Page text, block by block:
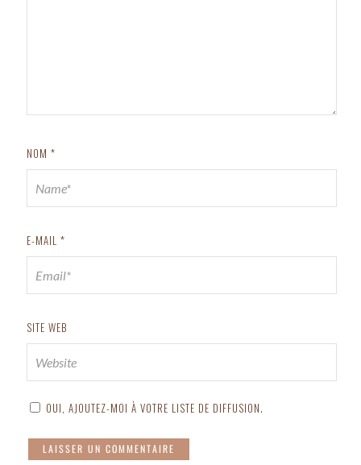
NOM *
E-MAIL *
SITE WEB
OUI, AJOUTEZ-MOI À VOTRE LISTE DE DIFFUSION.